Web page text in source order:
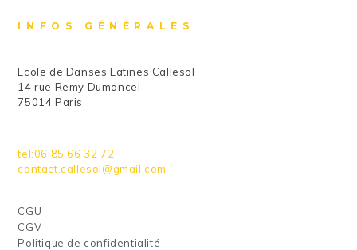
INFOS GÉNÉRALES
Ecole de Danses Latines Callesol
14 rue Remy Dumoncel
75014 Paris
tel:06 85 66 32 72
contact.callesol@gmail.com
CGU
CGV
Politique de confidentialité